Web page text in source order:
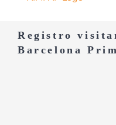
Registro
Barcelona